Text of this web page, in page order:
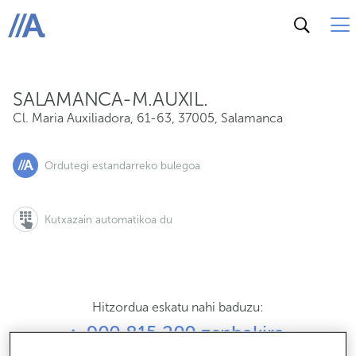
ABANCA
SALAMANCA-M.AUXIL.
Cl. Maria Auxiliadora, 61-63, 37005, Salamanca
Ordutegi estandarreko bulegoa
Kutxazain automatikoa du
Hitzordua eskatu nahi baduzu:
900 815 200 zenbakira
Cl. Maria Auxiliadora, 61-63, 37005, Salamanca